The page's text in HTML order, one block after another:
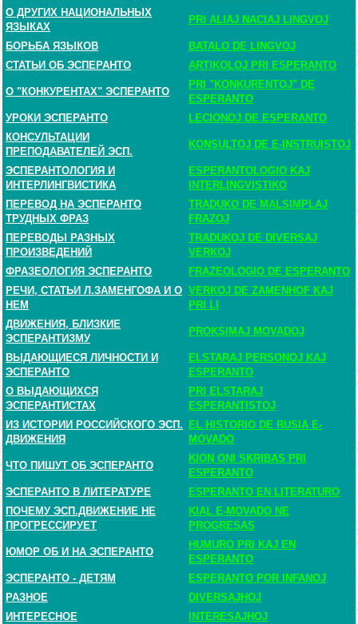
О ДРУГИХ НАЦИОНАЛЬНЫХ
ЯЗЫКАХ
PRI ALIAJ NACIAJ LINGVOJ
БОРЬБА ЯЗЫКОВ
BATALO DE LINGVOJ
СТАТЬИ ОБ ЭСПЕРАНТО
ARTIKOLOJ PRI ESPERANTO
О "КОНКУРЕНТАХ" ЭСПЕРАНТО
PRI "KONKURENTOJ" DE
ESPERANTO
УРОКИ ЭСПЕРАНТО
LECIONOJ DE ESPERANTO
КОНСУЛЬТАЦИИ
ПРЕПОДАВАТЕЛЕЙ ЭСП.
KONSULTOJ DE E-INSTRUISTOJ
ЭСПЕРАНТОЛОГИЯ И
ИНТЕРЛИНГВИСТИКА
ESPERANTOLOGIO KAJ
INTERLINGVISTIKO
ПЕРЕВОД НА ЭСПЕРАНТО
ТРУДНЫХ ФРАЗ
TRADUKO DE MALSIMPLAJ
FRAZOJ
ПЕРЕВОДЫ РАЗНЫХ
ПРОИЗВЕДЕНИЙ
TRADUKOJ DE DIVERSAJ
VERKOJ
ФРАЗЕОЛОГИЯ ЭСПЕРАНТО
FRAZEOLOGIO DE ESPERANTO
РЕЧИ, СТАТЬИ Л.ЗАМЕНГОФА И О
НЕМ
VERKOJ DE ZAMENHOF KAJ
PRI LI
ДВИЖЕНИЯ, БЛИЗКИЕ
ЭСПЕРАНТИЗМУ
PROKSIMAJ MOVADOJ
ВЫДАЮЩИЕСЯ ЛИЧНОСТИ И
ЭСПЕРАНТО
ELSTARAJ PERSONOJ KAJ
ESPERANTO
О ВЫДАЮЩИХСЯ
ЭСПЕРАНТИСТАХ
PRI ELSTARAJ
ESPERANTISTOJ
ИЗ ИСТОРИИ РОССИЙСКОГО ЭСП.
ДВИЖЕНИЯ
EL HISTORIO DE RUSIA E-
MOVADO
ЧТО ПИШУТ ОБ ЭСПЕРАНТО
KION ONI SKRIBAS PRI
ESPERANTO
ЭСПЕРАНТО В ЛИТЕРАТУРЕ
ESPERANTO EN LITERATURO
ПОЧЕМУ ЭСП.ДВИЖЕНИЕ НЕ
ПРОГРЕССИРУЕТ
KIAL E-MOVADO NE
PROGRESAS
ЮМОР ОБ И НА ЭСПЕРАНТО
HUMURO PRI KAJ EN
ESPERANTO
ЭСПЕРАНТО - ДЕТЯМ
ESPERANTO POR INFANOJ
РАЗНОЕ
DIVERSAJHOJ
ИНТЕРЕСНОЕ
INTERESAJHOJ